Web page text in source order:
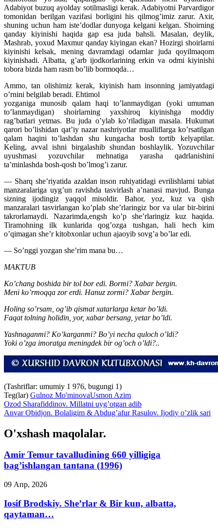
Adabiyot buzuq ayolday sotilmasligi kerak. Adabiyotni Parvardigor
tomonidan berilgan vazifasi borligini his qilmog’imiz zarur. Axir,
shuning uchun ham iste’dodlar dunyoga kelgani kelgan. Shoirning
qanday kiyinishi haqida gap esa juda bahsli. Masalan, deylik,
Mashrab, yoxud Maxmur qanday kiyingan ekan? Hozirgi shoirlarni
kiyinishi kelsak, mening davramdagi odamlar juda qoyilmaqom
kiyinishadi. Albatta, g’arb ijodkorlarining erkin va odmi kiyinishi
tobora bizda ham rasm bo’lib bormoqda…
Ammo, tan olishimiz kerak, kiyinish ham insonning jamiyatdagi
o’rnini belgilab beradi. Ehtimol
yozganiga munosib qalam haqi to’lanmaydigan (yoki umuman
to’lanmaydigan) shoirlarning yaxshiroq kiyinishga moddiy
rag’batlari yetmas. Bu juda o’ylab ko’riladigan masala. Hukumat
qarori bo’lishidan qat’iy nazar nashriyotlar mualliflarga ko’rsatilgan
qalam haqini to’lashdan shu kungacha bosh tortib kelyaptilar.
Keling, avval ishni birgalashib shundan boshlaylik. Yozuvchilar
uyushmasi yozuvchilar mehnatiga yarasha qadrlanishini
ta’minlashda bosh-qosh bo’lmog’i zarur.
— Sharq she’riyatida azaldan inson ruhiyatidagi evrilishlarni tabiat
manzaralariga uyg’un ravishda tasvirlash a’nanasi mavjud. Bunga
sizning ijodingiz yaqqol misoldir. Bahor, yoz, kuz va qish
manzaralari tasvirlangan ko’plab she’rlaringiz bor va ular bir-birini
takrorlamaydi. Nazarimda,engsh ko’p she’rlaringiz kuz haqida.
Tiramohning ilk kunlarida qog’ozga tushgan, hali hech kim
o’qimagan she’r kitobxonlar uchun ajaoyib sovg’a bo’lar edi.
— So’nggi yozgan she’rim mana bu…
MAKTUB
Ko’chang boshida bir tol bor edi. Bormi? Xabar bergin.
Meni ko’rmoqqa zor erdi. Hanuz zormi? Xabar bergin.
Holing so’rsam, og’ib qismat xatarlarga ketar bo’ldi.
Faqat tolning holidin, yor, xabar bersang, yetar bo’ldi.
Yashnaganmi? Ko’karganmi? Bo’yi necha quloch o’ldi?
Yoki o’zga imoratga meningdek bir og’och o’ldi?..
(Tashriflar: umumiy 1 976, bugungi 1)
Teg(lar) Gulnoz Mo'minovaUsmon Azim
Ozod Sharafiddinov. Millatni uyg’otgan adib
Anvar Obidjon. Bolaligim & Abdug’afur Rasulov. Ijodiy o’zlik sari
O'xshash maqolalar.
Amir Temur tavalludining 660 yilligiga
bag’ishlangan tantana (1996)
09 Апр, 2026
Iosif Brodskiy. She’rlar & Bir kun, albatta,
qaytaman…